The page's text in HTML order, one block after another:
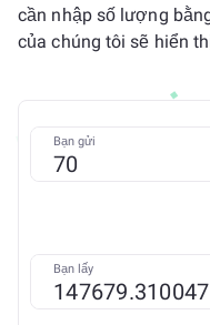
cần nhập số lượng
của chúng tôi sẽ hiển
Bạn gửi
Bạn lấy